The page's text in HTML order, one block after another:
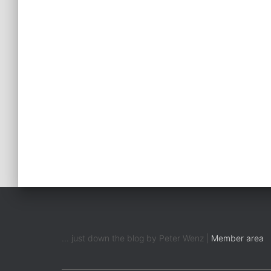
... just down the blog by Peter Wenz | Member area